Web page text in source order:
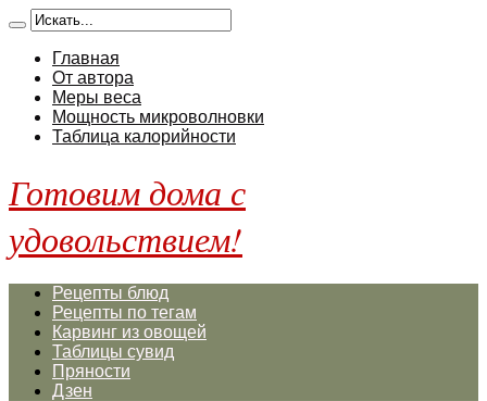
Главная
От автора
Меры веса
Мощность микроволновки
Таблица калорийности
Готовим дома с
удовольствием!
Рецепты блюд
Рецепты по тегам
Карвинг из овощей
Таблицы сувид
Пряности
Дзен